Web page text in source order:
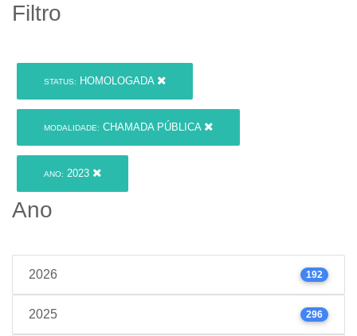
Filtro
STATUS: HOMOLOGADA
MODALIDADE: CHAMADA PÚBLICA
ANO: 2023
Ano
2026 192
2025 296